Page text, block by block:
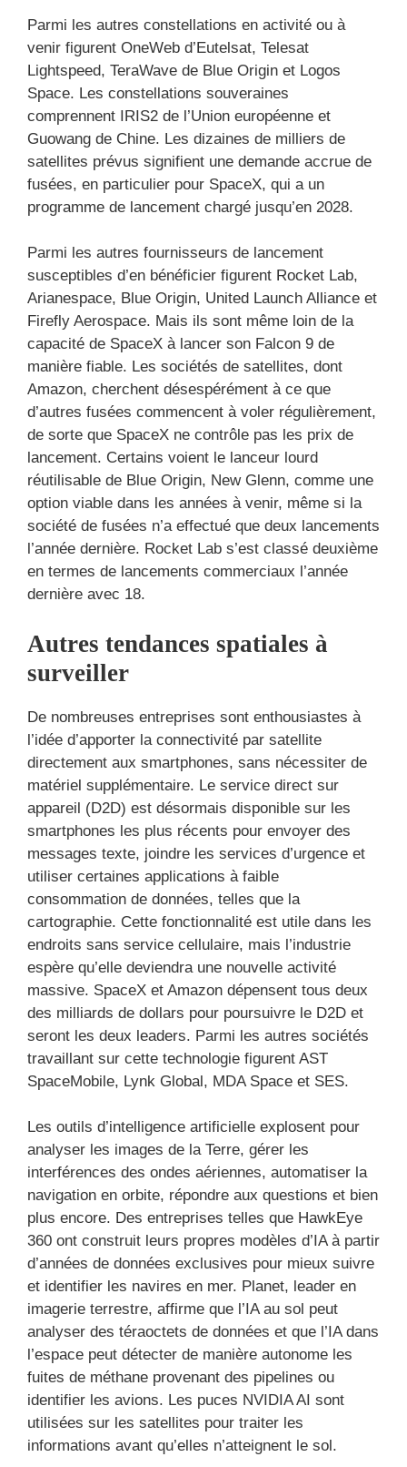
Parmi les autres constellations en activité ou à
venir figurent OneWeb d’Eutelsat, Telesat
Lightspeed, TeraWave de Blue Origin et Logos
Space. Les constellations souveraines
comprennent IRIS2 de l’Union européenne et
Guowang de Chine. Les dizaines de milliers de
satellites prévus signifient une demande accrue de
fusées, en particulier pour SpaceX, qui a un
programme de lancement chargé jusqu’en 2028.
Parmi les autres fournisseurs de lancement
susceptibles d’en bénéficier figurent Rocket Lab,
Arianespace, Blue Origin, United Launch Alliance et
Firefly Aerospace. Mais ils sont même loin de la
capacité de SpaceX à lancer son Falcon 9 de
manière fiable. Les sociétés de satellites, dont
Amazon, cherchent désespérément à ce que
d’autres fusées commencent à voler régulièrement,
de sorte que SpaceX ne contrôle pas les prix de
lancement. Certains voient le lanceur lourd
réutilisable de Blue Origin, New Glenn, comme une
option viable dans les années à venir, même si la
société de fusées n’a effectué que deux lancements
l’année dernière. Rocket Lab s’est classé deuxième
en termes de lancements commerciaux l’année
dernière avec 18.
Autres tendances spatiales à
surveiller
De nombreuses entreprises sont enthousiastes à
l’idée d’apporter la connectivité par satellite
directement aux smartphones, sans nécessiter de
matériel supplémentaire. Le service direct sur
appareil (D2D) est désormais disponible sur les
smartphones les plus récents pour envoyer des
messages texte, joindre les services d’urgence et
utiliser certaines applications à faible
consommation de données, telles que la
cartographie. Cette fonctionnalité est utile dans les
endroits sans service cellulaire, mais l’industrie
espère qu’elle deviendra une nouvelle activité
massive. SpaceX et Amazon dépensent tous deux
des milliards de dollars pour poursuivre le D2D et
seront les deux leaders. Parmi les autres sociétés
travaillant sur cette technologie figurent AST
SpaceMobile, Lynk Global, MDA Space et SES.
Les outils d’intelligence artificielle explosent pour
analyser les images de la Terre, gérer les
interférences des ondes aériennes, automatiser la
navigation en orbite, répondre aux questions et bien
plus encore. Des entreprises telles que HawkEye
360 ​​ont construit leurs propres modèles d’IA à partir
d’années de données exclusives pour mieux suivre
et identifier les navires en mer. Planet, leader en
imagerie terrestre, affirme que l’IA au sol peut
analyser des téraoctets de données et que l’IA dans
l’espace peut détecter de manière autonome les
fuites de méthane provenant des pipelines ou
identifier les avions. Les puces NVIDIA AI sont
utilisées sur les satellites pour traiter les
informations avant qu’elles n’atteignent le sol.